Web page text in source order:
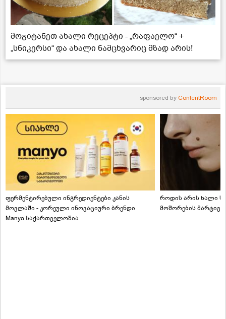
მოგიტანეთ ახალი რეცეპტი - „რაფაელო“ +
„სნიკერსი“ და ახალი ნამცხვარიც მზად არის!
sponsored by ContentRoom
ფერმენტირებული ინგრედიენტები კანის
მოვლაში - კორეული ინოვაციური ბრენდი
Manyo საქართველოშია
როდის არის ხალი
მოშორების